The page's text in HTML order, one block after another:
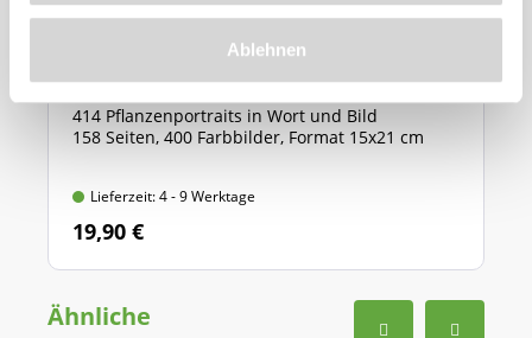
Ablehnen
414 Pflanzenportraits in Wort und Bild
158 Seiten, 400 Farbbilder, Format 15x21 cm
Lieferzeit: 4 - 9 Werktage
19,90 €
Ähnliche